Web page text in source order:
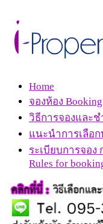
Home
จองห้อง Booking
วิธีการจองและช
แนะนำการเลือ
ระเบียบการจอง
Rules for